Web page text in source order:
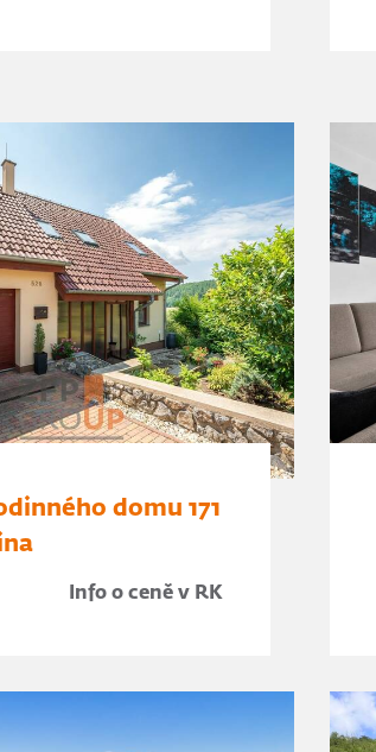
domu 171
Info o ceně v RK